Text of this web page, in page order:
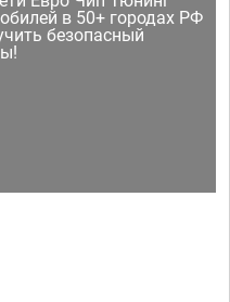
в 50+ городах РФ
безопасный